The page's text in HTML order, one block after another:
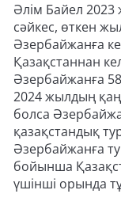
Әлім Байел 2023
сәйкес, өткен
Әзербайжанға
Қазақстаннан
Әзербайжанға
2024 жылдың
болса
қазақстандық
Әзербайжанға
бойынша
үшінші орында